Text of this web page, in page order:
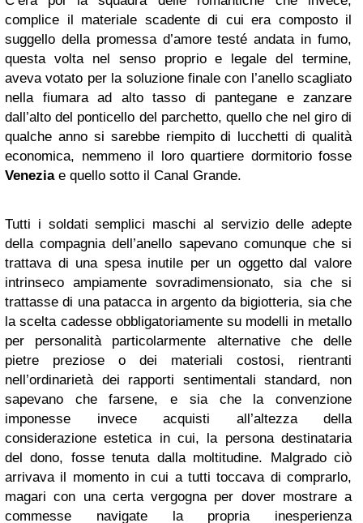
complice il materiale scadente di cui era composto il
suggello della promessa d’amore testé andata in fumo,
questa volta nel senso proprio e legale del termine,
aveva votato per la soluzione finale con l’anello scagliato
nella fiumara ad alto tasso di pantegane e zanzare
dall’alto del ponticello del parchetto, quello che nel giro di
qualche anno si sarebbe riempito di lucchetti di qualità
economica, nemmeno il loro quartiere dormitorio fosse
Veneziae quello sotto il Canal Grande.
Tutti i soldati semplici maschi al servizio delle adepte
della compagnia dell’anello sapevano comunque che si
trattava di una spesa inutile per un oggetto dal valore
intrinseco ampiamente sovradimensionato, sia che si
trattasse di una patacca in argento da bigiotteria, sia che
la scelta cadesse obbligatoriamente su modelli in metallo
per personalità particolarmente alternative che delle
pietre preziose o dei materiali costosi, rientranti
nell’ordinarietà dei rapporti sentimentali standard, non
sapevano che farsene, e sia che la convenzione
imponesse invece acquisti all’altezza della
considerazione estetica in cui, la persona destinataria
del dono, fosse tenuta dalla moltitudine. Malgrado ciò
arrivava il momento in cui a tutti toccava di comprarlo,
magari con una certa vergogna per dover mostrare a
commesse navigate la propria inesperienza